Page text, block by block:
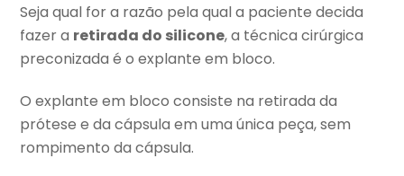
Seja qual for a razão pela qual a paciente decida
fazer a retirada do silicone, a técnica cirúrgica
preconizada é o explante em bloco.
O explante em bloco consiste na retirada da
prótese e da cápsula em uma única peça, sem
rompimento da cápsula.